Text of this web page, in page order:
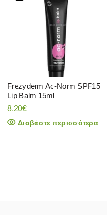
Frezyderm Ac-Norm SPF15
Lip Balm 15ml
8.20€
Διαβάστε περισσότερα